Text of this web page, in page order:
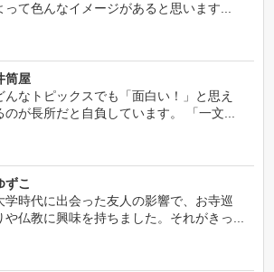
って色んなイメージがあると思います...
筒屋
んなトピックスでも「面白い！」と思え
のが長所だと自負しています。 「一文...
ずこ
学時代に出会った友人の影響で、お寺巡
や仏教に興味を持ちました。それがきっ...